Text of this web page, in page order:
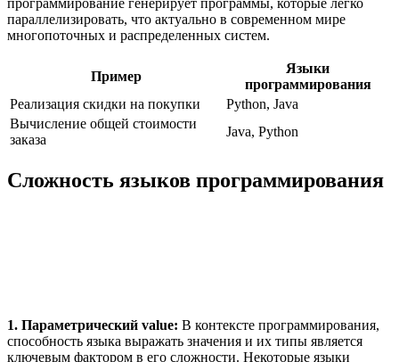
программирование генерирует программы, которые легко
параллелизировать, что актуально в современном мире
многопоточных и распределенных систем.
Пример
Языки
программирования
Реализация скидки на покупки
Python, Java
Вычисление общей стоимости
заказа
Java, Python
Сложность языков программирования
1. Параметрический value: В контексте программирования,
способность языка выражать значения и их типы является
ключевым фактором в его сложности. Некоторые языки